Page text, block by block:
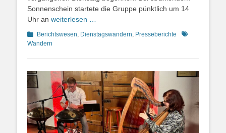
Sonnenschein startete die Gruppe pünktlich um 14
Uhr an weiterlesen …
Kategorien
Berichtswesen, Dienstagswandern, Presseberichte
Schlagworte
Wandern